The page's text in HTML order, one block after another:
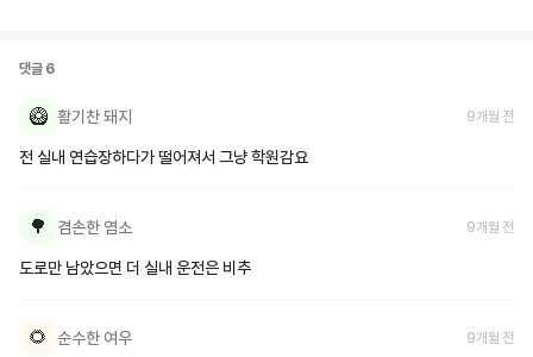
댓글 6
🥝 활기찬 돼지 9개월 전
전 실내 연습장하다가 떨어져서 그냥 학원감요
🌳 겸손한 염소 9개월 전
도로만 남았으면 더 실내 운전은 비추
🌻 순수한 여우 9개월 전